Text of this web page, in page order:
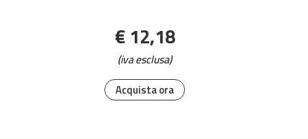
Acquista ora
€ 12,18
(iva esclusa)